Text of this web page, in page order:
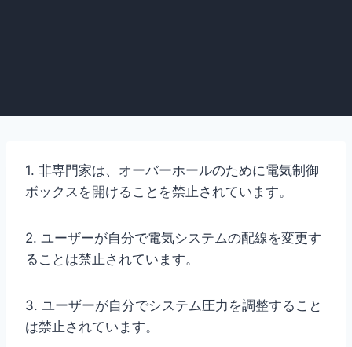
1. 非専門家は、オーバーホールのために電気制御
ボックスを開けることを禁止されています。
2. ユーザーが自分で電気システムの配線を変更す
ることは禁止されています。
3. ユーザーが自分でシステム圧力を調整すること
は禁止されています。